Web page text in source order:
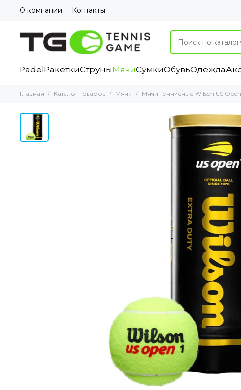
О компании Контакты
Padel РакеткиСтруныМячиСумкиОбувьОдежда
Главная Каталог товаров Мячи Мячи теннисные Wilson US